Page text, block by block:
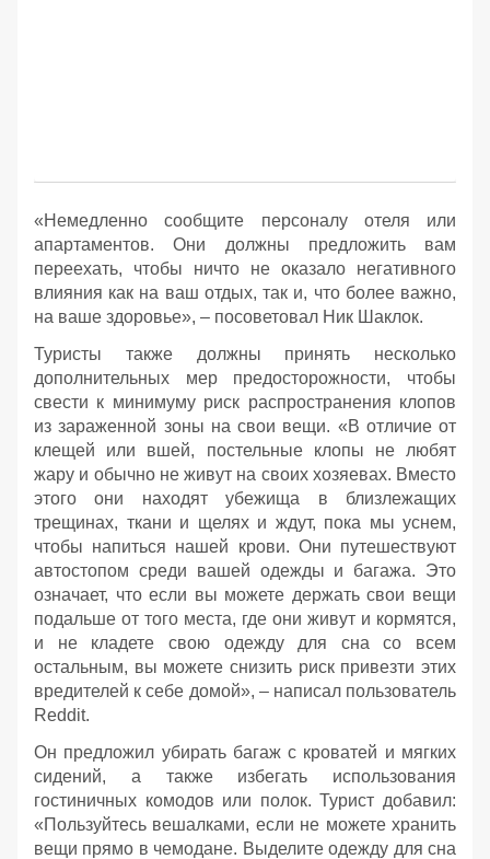
«Немедленно сообщите персоналу отеля или
апартаментов. Они должны предложить вам
переехать, чтобы ничто не оказало негативного
влияния как на ваш отдых, так и, что более важно,
на ваше здоровье», – посоветовал Ник Шаклок.
Туристы также должны принять несколько
дополнительных мер предосторожности, чтобы
свести к минимуму риск распространения клопов
из зараженной зоны на свои вещи. «В отличие от
клещей или вшей, постельные клопы не любят
жару и обычно не живут на своих хозяевах. Вместо
этого они находят убежища в близлежащих
трещинах, ткани и щелях и ждут, пока мы уснем,
чтобы напиться нашей крови. Они путешествуют
автостопом среди вашей одежды и багажа. Это
означает, что если вы можете держать свои вещи
подальше от того места, где они живут и кормятся,
и не кладете свою одежду для сна со всем
остальным, вы можете снизить риск привезти этих
вредителей к себе домой», – написал пользователь
Reddit.
Он предложил убирать багаж с кроватей и мягких
сидений, а также избегать использования
гостиничных комодов или полок. Турист добавил:
«Пользуйтесь вешалками, если не можете хранить
вещи прямо в чемодане. Выделите одежду для сна